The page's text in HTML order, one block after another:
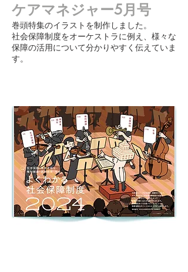
​ケアマネジャー5月号
巻頭特集のイラストを制作しました。
​社会保障制度をオーケストラに例え、様々な
保障の活用について分かりやすく伝えていま
す。